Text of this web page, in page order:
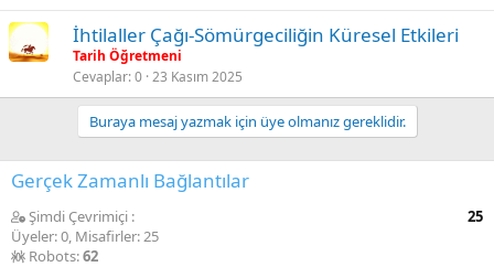
İhtilaller Çağı-Sömürgeciliğin Küresel Etkileri
Tarih Öğretmeni
Cevaplar 0 23 Kasım 2025
Buraya mesaj yazmak için üye olmanız gereklidir.
Gerçek Zamanlı Bağlantılar
Şimdi Çevrimiçi
25
Üyeler: 0, Misafirler: 25
Robots:62